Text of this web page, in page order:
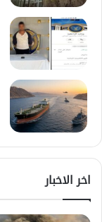
اخر الاخبار